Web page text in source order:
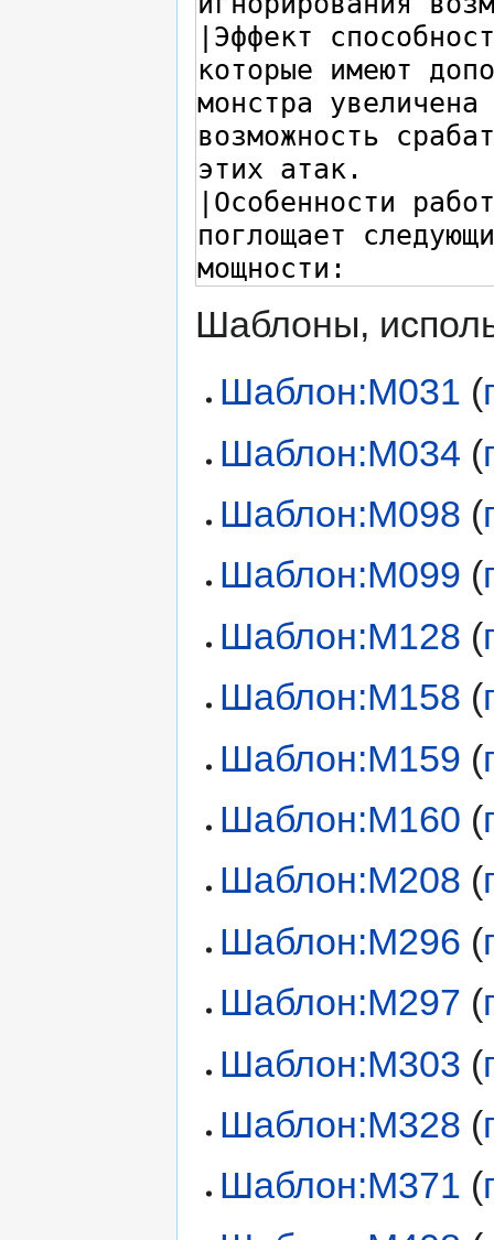
Шаблоны,
Шаблон:М031 (
Шаблон:М034 (
Шаблон:М098 (
Шаблон:М099 (
Шаблон:М128 (
Шаблон:М158 (
Шаблон:М159 (
Шаблон:М160 (
Шаблон:М208 (
Шаблон:М296 (
Шаблон:М297 (
Шаблон:М303 (
Шаблон:М328 (
Шаблон:М371 (